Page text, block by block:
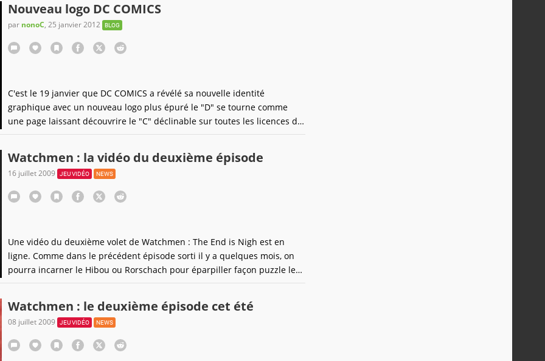
petit jeu Elite Beat Agents trouvé à 5euros
Nouveau logo DC COMICS
par nonoC, 25 janvier 2012 BLOG
C'est le 19 janvier que DC COMICS a révélé sa nouvelle identité
graphique avec un nouveau logo plus épuré le "D" se tourne comme
une page laissant découvrire le "C" déclinable sur toutes les licences de
la marque, pour moi ce nouveau logo est une bonne surprise finit étoiles
Watchmen : la vidéo du deuxième épisode
16 juillet 2009 JEU VIDÉO NEWS
Une vidéo du deuxième volet de Watchmen : The End is Nigh est en
ligne. Comme dans le précédent épisode sorti il y a quelques mois, on
pourra incarner le Hibou ou Rorschach pour éparpiller façon puzzle les
vilains qui se baladent dans la ville. Ce sera bourrin, comme le montre
Watchmen : le deuxième épisode cet été
08 juillet 2009 JEU VIDÉO NEWS